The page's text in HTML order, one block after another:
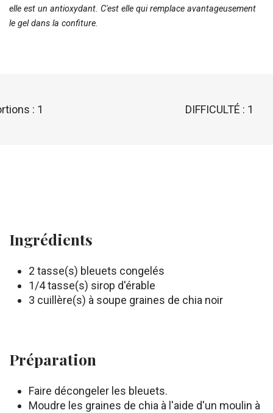
elle est un antioxydant. C'est elle qui remplace avantageusement
le gel dans la confiture.
: 1 DIFFICULTÉ : 1
Ingrédients
2 tasse(s) bleuets congelés
1/4 tasse(s) sirop d'érable
3 cuillère(s) à soupe graines de chia noir
Préparation
Faire décongeler les bleuets.
Moudre les graines de chia à l'aide d'un moulin à